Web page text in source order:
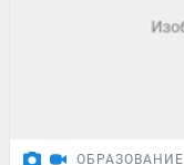
ОБРАЗОВАНИЕ